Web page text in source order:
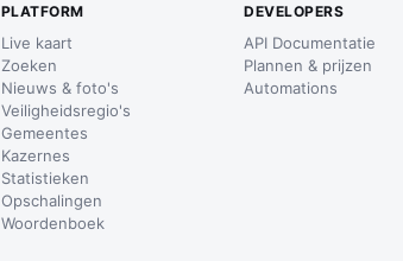
PLATFORM
Live kaart
Zoeken
Nieuws & foto's
Veiligheidsregio's
Gemeentes
Kazernes
Statistieken
Opschalingen
Woordenboek
DEVELOPERS
API Documentatie
Plannen & prijzen
Automations